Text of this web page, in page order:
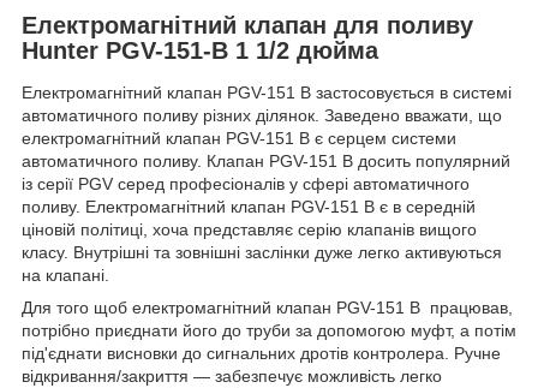
Електромагнітний клапан для поливу
Hunter PGV-151-B 1 1/2 дюйма
Електромагнітний клапан PGV-151 B застосовується в системі
автоматичного поливу різних ділянок. Заведено вважати, що
електромагнітний клапан PGV-151 B є серцем системи
автоматичного поливу. Клапан PGV-151 B досить популярний
із серії PGV серед професіоналів у сфері автоматичного
поливу. Електромагнітний клапан PGV-151 B є в середній
ціновій політиці, хоча представляє серію клапанів вищого
класу. Внутрішні та зовнішні заслінки дуже легко активуються
на клапані.
Для того щоб електромагнітний клапан PGV-151 B працював,
потрібно приєднати його до труби за допомогою муфт, а потім
під'єднати висновки до сигнальних дротів контролера. Ручне
відкривання/закриття — забезпечує можливість легко